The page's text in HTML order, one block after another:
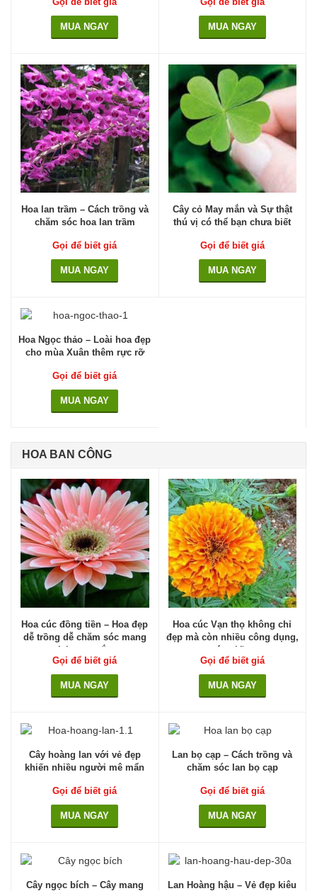
MUA NGAY MUA NGAY
Hoa lan trầm – Cách trồng và
chăm sóc hoa lan trầm
Gọi để biết giá
MUA NGAY
Cây cỏ May mắn và Sự thật
thú vị có thể bạn chưa biết
Gọi để biết giá
MUA NGAY
Hoa Ngọc thảo – Loài hoa đẹp
cho mùa Xuân thêm rực rỡ
Gọi để biết giá
MUA NGAY
HOA BAN CÔNG
Hoa cúc đồng tiền – Hoa đẹp
dễ trồng dễ chăm sóc mang
lại may mắn
Gọi để biết giá
MUA NGAY
Hoa cúc Vạn thọ không chỉ
đẹp mà còn nhiều công dụng,
ý nghĩa
Gọi để biết giá
MUA NGAY
Cây hoàng lan với vẻ đẹp
khiến nhiều người mê mẩn
Gọi để biết giá
MUA NGAY
Lan bọ cạp – Cách trồng và
chăm sóc lan bọ cạp
Gọi để biết giá
MUA NGAY
Cây ngọc bích – Cây mang
Lan Hoàng hậu – Vẻ đẹp kiêu